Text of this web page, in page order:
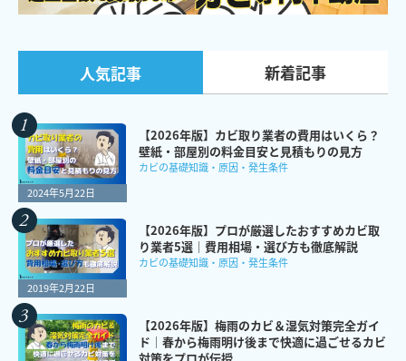
人気記事 新着記事
2024年5月22日
【2026年版】カビ取り業者の費用はいくら？
壁紙・部屋別の料金目安と見積もりの見方
カビの基礎知識・原因・発生条件
2019年2月22日
【2026年版】プロが厳選したおすすめカビ取
り業者5選｜費用相場・選び方も徹底解説
カビの基礎知識・原因・発生条件
【2026年版】梅雨のカビ＆湿気対策完全ガイ
ド｜春から梅雨明け後まで快適に過ごせるカビ